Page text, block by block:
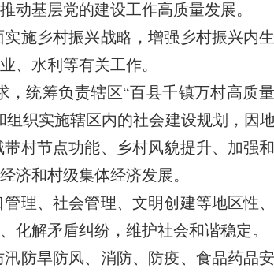
动基层党的建设工作高质量发展。
施乡村振兴战略，增强乡村振兴内生
、水利等有关工作。
，统筹负责辖区“百县千镇万村高质
织实施辖区内的社会建设规划，因
村节点功能、乡村风貌提升、加强
济和村级集体经济发展。
理、社会管理、文明创建等地区性
化解矛盾纠纷，维护社会和谐稳定。
防旱防风、消防、防疫、食品药品